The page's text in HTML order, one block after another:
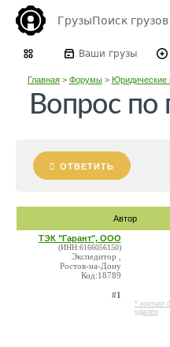
ГрузыПоиск грузов
Ваши грузы
Главная> Форумы> Юридические
Вопрос по
ОТВЕТИТЬ
Автор
ТЭК "Гарант", ООО
(ИНН:6166056150)
Экспедитор ,
Ростов-на-Дону
Код:18789
#1
* контакт
удален